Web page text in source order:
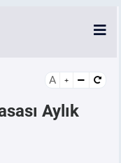
A
Aylık